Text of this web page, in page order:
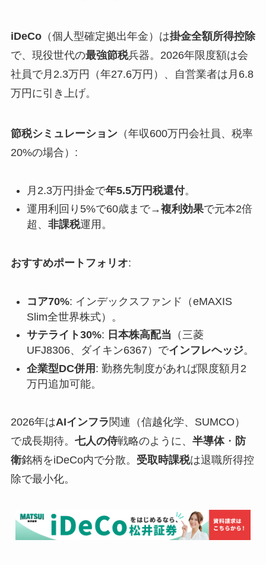
iDeCo（個人型確定拠出年金）は掛金全額所得控除
で、現役世代の最強節税兵器。2026年限度額は会
社員で月2.3万円（年27.6万円）、自営業者は月6.8
万円に引き上げ。
節税シミュレーション（年収600万円会社員、税率
20%の場合）:
月2.3万円掛金で年5.5万円税還付。
運用利回り5%で60歳まで→複利効果で元本2倍
超、 非課税運用。
おすすめポートフォリオ:
コア70%: インデックスファンド（eMAXIS
Slim全世界株式）。
サテライト30%: 日本株高配当 （三菱
UFJ8306、ダイキン6367）でインフレヘッジ。
企業型DC併用 : 勤務先制度があれば限度額月2
万円追加可能。
2026年はAIインフラ 関連（信越化学、SUMCO）
で成長期待。 七人の侍戦略のように、 半導体・ 防
衛銘柄をiDeCo内で分散。 受取時課税は退職所得控
除で最小化。